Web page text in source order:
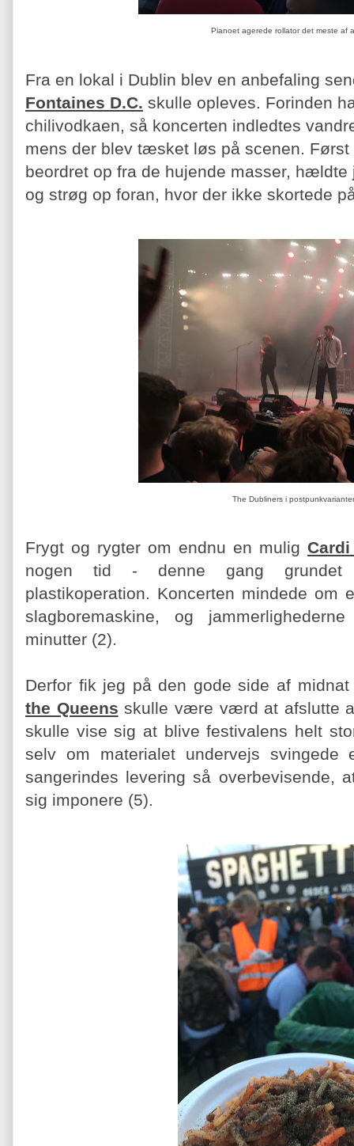
Pianoet agerede rollator det meste af
Fra en lokal i Dublin blev en anbefaling
Fontaines D.C. skulle opleves. Forinden
chilivodkaen, så koncerten indledtes
mens der blev tæsket løs på scenen.
beordret op fra de hujende masser,
og strøg op foran, hvor der ikke skortede
The Dubliners i
Frygt og rygter om endnu en mulig
nogen tid - denne gang grundet
plastikoperation. Koncerten mindede om
slagboremaskine, og
minutter (2).
Derfor fik jeg på den gode side af
the Queens skulle være værd at afslutte
skulle vise sig at blive festivalens helt
selv om materialet undervejs svingede
sangerindes levering så overbevisende,
sig imponere (5).